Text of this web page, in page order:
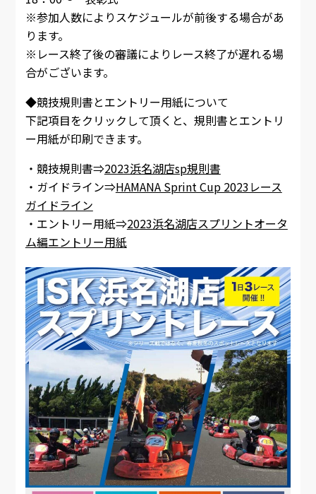
※参加人数によりスケジュールが前後する場合があ
ります。
※レース終了後の審議によりレース終了が遅れる場
合がございます。
◆競技規則書とエントリー用紙について
下記項目をクリックして頂くと、規則書とエントリ
ー用紙が印刷できます。
・競技規則書⇒2023浜名湖店sp規則書
・ガイドライン⇒HAMANA Sprint Cup 2023レース
ガイドライン
・エントリー用紙⇒2023浜名湖店スプリントオータ
ム編エントリー用紙